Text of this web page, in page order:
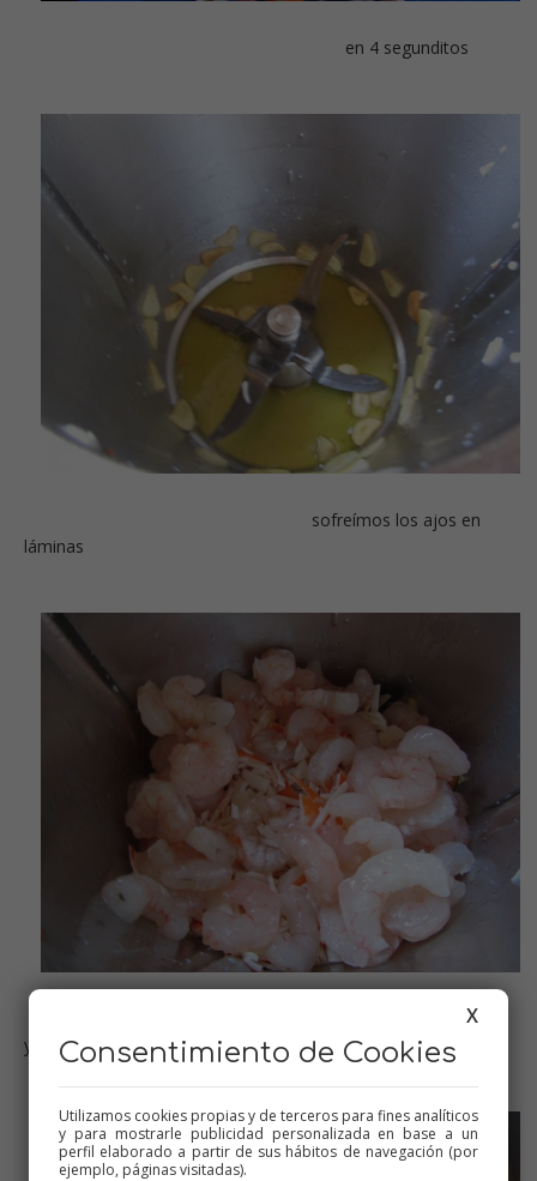
en 4 segunditos
sofreímos los ajos en
láminas
sofreímos un poco los palitos
y gambas
X
Consentimiento de Cookies
Utilizamos cookies propias y de terceros para fines analíticos
y para mostrarle publicidad personalizada en base a un
perfil elaborado a partir de sus hábitos de navegación (por
ejemplo, páginas visitadas).